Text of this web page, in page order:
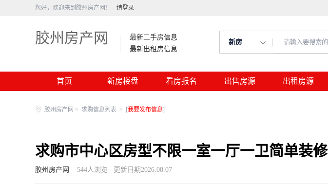
您好，欢迎来到胶州房产网！ 请登录
胶州房产网
最新二手房信息
最新出租房信息
新房
首页 新房楼盘 看房报名 出售房源 出租房源
胶州房产网 > 求购信息列表 > [我要发布信息]
求购市中心区房型不限一室一厅一卫简单装修
胶州房产网 544人浏览 更新日期2026.08.07